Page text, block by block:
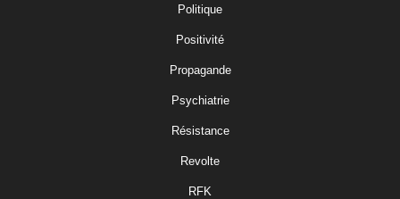
Politique
Positivité
Propagande
Psychiatrie
Résistance
Revolte
RFK